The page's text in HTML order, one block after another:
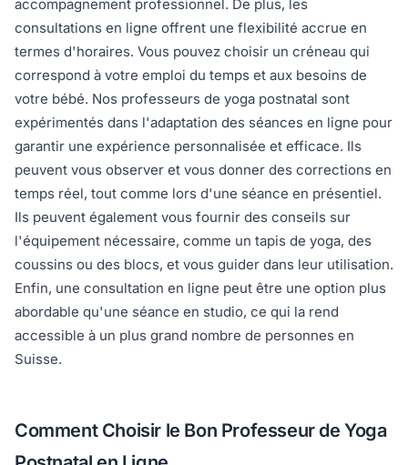
accompagnement professionnel. De plus, les
consultations en ligne offrent une flexibilité accrue en
termes d'horaires. Vous pouvez choisir un créneau qui
correspond à votre emploi du temps et aux besoins de
votre bébé. Nos professeurs de yoga postnatal sont
expérimentés dans l'adaptation des séances en ligne pour
garantir une expérience personnalisée et efficace. Ils
peuvent vous observer et vous donner des corrections en
temps réel, tout comme lors d'une séance en présentiel.
Ils peuvent également vous fournir des conseils sur
l'équipement nécessaire, comme un tapis de yoga, des
coussins ou des blocs, et vous guider dans leur utilisation.
Enfin, une consultation en ligne peut être une option plus
abordable qu'une séance en studio, ce qui la rend
accessible à un plus grand nombre de personnes en
Suisse.
Comment Choisir le Bon Professeur de Yoga